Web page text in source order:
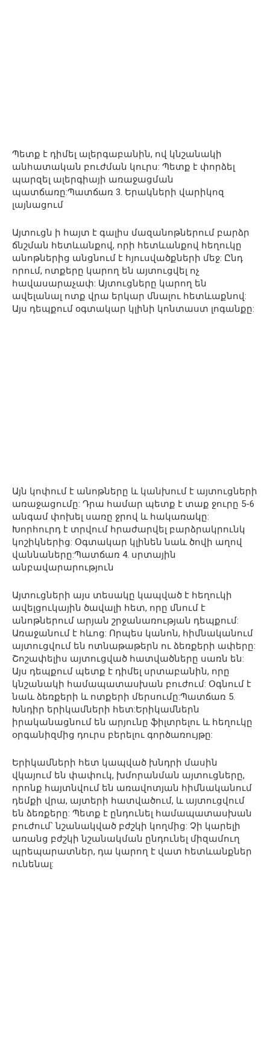
Պետք է դիմել ալերգաբանին, ով կնշանակի
անհատական բուժման կուրս: Պետք է փորձել
պարզել ալերգիայի առաջացման
պատճառը:Պատճառ 3. Երակների վարիկոզ
լայնացում
Այտուցն ի հայտ է գալիս մազանոթներում բարձր
ճնշման հետևանքով, որի հետևանքով հեղուկը
անոթներից անցնում է հյուսվածքների մեջ: Ընդ
որում, ոտքերը կարող են այտուցվել ոչ
հավասարաչափ: Այտուցները կարող են
ավելանալ ոտք վրա երկար մնալու հետևաքնով:
Այս դեպքում օգտակար կլինի կոնտաստ լոգանքը:
Այն կոփում է անոթները և կանխում է այտուցների
առաջացումը: Դրա համար պետք է տաք ջուրը 5-6
անգամ փոխել սառը ջրով և հակառակը:
Խորհուրդ է տրվում հրաժարվել բարձրակրունկ
կոշիկներից: Օգտակար կլինեն նաև ծովի աղով
վաննաները:Պատճառ 4. սրտային
անբավարարություն
Այտուցների այս տեսակը կապված է հեղուկի
ավելցուկային ծավալի հետ, որը մնում է
անոթներում արյան շրջանառության դեպքում:
Առաջանում է հևոց: Որպես կանոն, հիմնականում
այտուցվում են ոտնաթաթերն ու ձեռքերի ափերը:
Շոշափելիս այտուցված հատվածները սառն են:
Այս դեպքում պետք է դիմել սրտաբանին, որը
կնշանակի համապատասխան բուժում: Օգնում է
նաև ձեռքերի և ոտքերի մերսումը:Պատճառ 5.
Խնդիր երիկամների հետ:Երիկամներն
իրականացնում են արյունը ֆիլտրելու և հեղուկը
օրգանիզմից դուրս բերելու գործառույթը:
Երիկամների հետ կապված խնդրի մասին
վկայում են փափուկ, խմորանման այտուցները,
որոնք հայտնվում են առավոտյան հիմնականում
դեմքի վրա, այտերի հատվածում, և այտուցվում
են ձեռքերը: Պետք է ընդունել համապատասխան
բուժում՝ նշանակված բժշկի կողմից: Չի կարելի
առանց բժշկի նշանակման ընդունել միզամուղ
պրեպարատներ, դա կարող է վատ հետևանքներ
ունենալ: